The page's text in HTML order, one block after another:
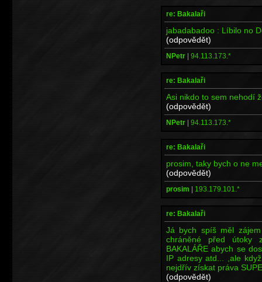
re: Bakalaři
jabadabadoo : Líbilo no
(odpovědět)
NPetr | 94.113.173.*
re: Bakalaři
Asi nikdo to sem nehodí
(odpovědět)
NPetr | 94.113.173.*
re: Bakalaři
prosim, taky bych o ne
(odpovědět)
prosim | 193.179.101.*
re: Bakalaři
Já bych spíš měl
chráněné před útoky
BAKALÁŘE abych se
IP adresy atd... ,ale
nejdřív získat práva
(odpovědět)